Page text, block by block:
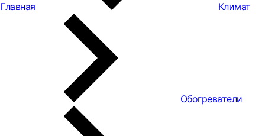
Главная Климат
Обогреватели